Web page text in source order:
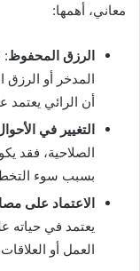
معاني، أهمها:
الرزق المحفوظ:
المدخر أو الرزق
أن الرائي يعتمد
التغيير في
الصلاحية، فقد
بسبب سوء
الاعتماد على
يعتمد في حياته
العمل أو